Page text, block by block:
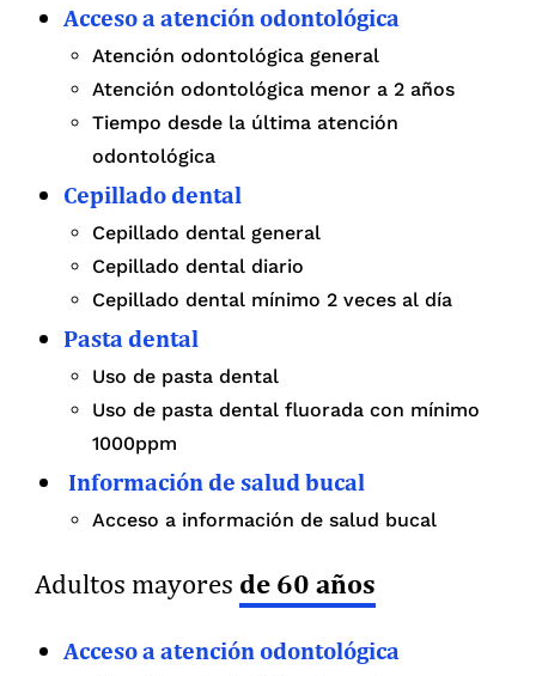
Acceso a atención odontológica
Atención odontológica general
Atención odontológica menor a 2 años
Tiempo desde la última atención
odontológica
Cepillado dental
Cepillado dental general
Cepillado dental diario
Cepillado dental mínimo 2 veces al día
Pasta dental
Uso de pasta dental
Uso de pasta dental fluorada con mínimo
1000ppm
Información de salud bucal
Acceso a información de salud bucal
Adultos mayores de 60 años
Acceso a atención odontológica